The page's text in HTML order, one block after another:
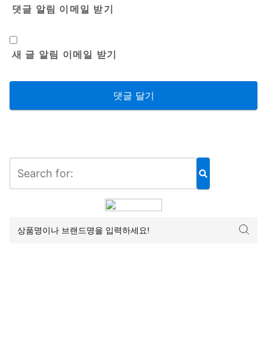
댓글 알림 이메일 받기
새 글 알림 이메일 받기